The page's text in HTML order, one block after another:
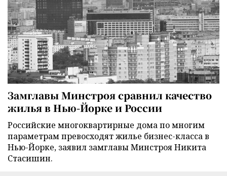
Замглавы Минстроя сравнил качество
жилья в Нью-Йорке и России
Российские многоквартирные дома по многим
параметрам превосходят жилье бизнес-класса в
Нью-Йорке, заявил замглавы Минстроя Никита
Стасишин.